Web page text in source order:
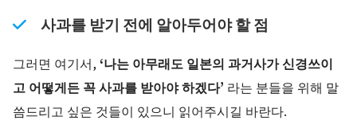
사과를 받기 전에 알아두어야 할 점
그러면 여기서,‘나는 아무래도 일본의 과거사가 신경쓰이
고 어떻게든 꼭 사과를 받아야 하겠다’ 라는 분들을 위해 말
씀드리고 싶은 것들이 있으니 읽어주시길 바란다.